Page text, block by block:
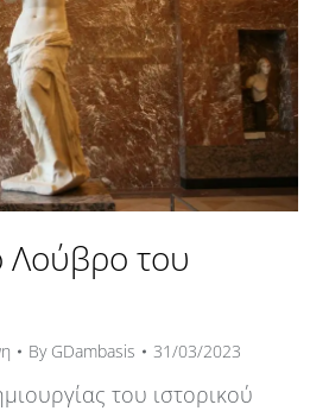
του
By GDambasis 31/03/2023
του ιστορικού